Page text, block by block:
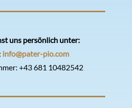
uns persönlich unter:
info@pater-pio.com
+43 681 10482542